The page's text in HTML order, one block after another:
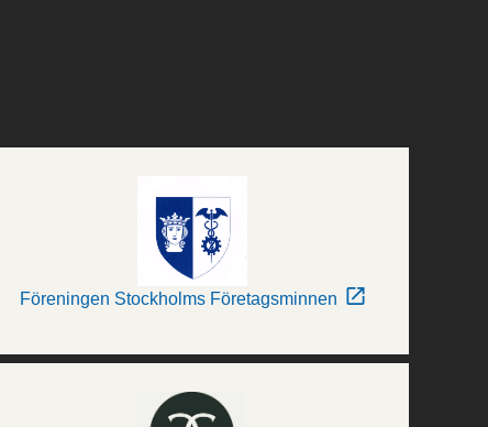
Föreningen Stockholms Företagsminnen